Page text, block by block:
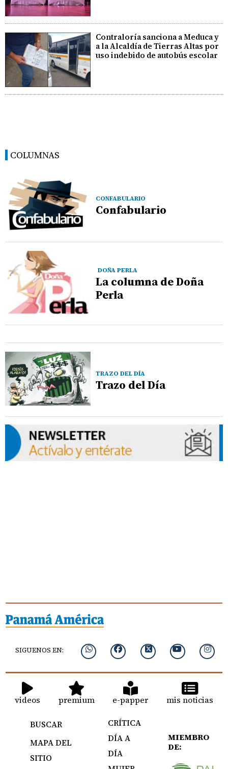
Contraloría sanciona a Meduca y
a la Alcaldía de Tierras Altas por
uso indebido de autobús escolar
COLUMNAS
CONFABULARIO
Confabulario
DOÑA PERLA
La columna de Doña
Perla
TRAZO DEL DÍA
Trazo del Día
SIGUENOS EN:
videos premium e-papper mis noticias
BUSCAR
MAPA DEL
SITIO
CRÍTICA
DÍA A
DÍA
MIEMBRO
DE: